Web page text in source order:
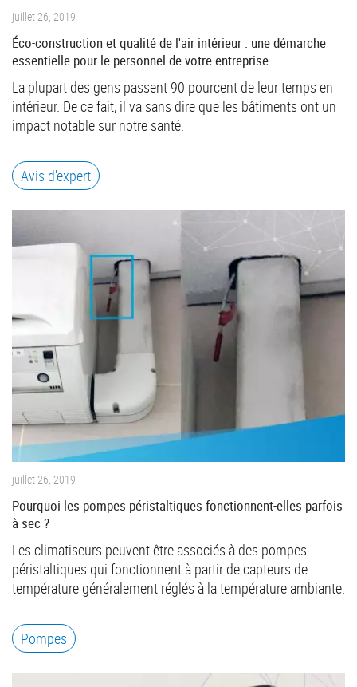
juillet 26, 2019
Éco-construction et qualité de l'air intérieur : une démarche
essentielle pour le personnel de votre entreprise
La plupart des gens passent 90 pourcent de leur temps en
intérieur. De ce fait, il va sans dire que les bâtiments ont un
impact notable sur notre santé.
Avis d'expert
juillet 26, 2019
Pourquoi les pompes péristaltiques fonctionnent-elles parfois
à sec ?
Les climatiseurs peuvent être associés à des pompes
péristaltiques qui fonctionnent à partir de capteurs de
température généralement réglés à la température ambiante.
Pompes